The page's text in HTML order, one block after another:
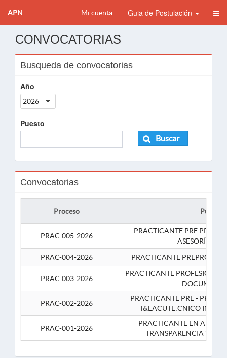
APN Mi cuenta Guia de Postulación
CONVOCATORIAS
Busqueda de convocatorias
Año
2026
Puesto
Buscar
Convocatorias
Proceso Puesto
PRAC-005-2026
PRACTICANTE PRE
ASESORÍA
PRAC-004-2026
PRACTICANTE
PRAC-003-2026
PRACTICANTE
PRAC-002-2026
PRACTICANTE PRE -
T&EACUTE;CNICO
PRAC-001-2026
PRACTICANTE EN APOYO
TRANSPARENCIA Y